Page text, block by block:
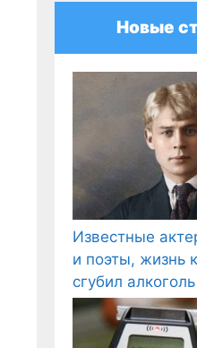
Новые
Известные
и поэты, жизнь
сгубил алкоголь